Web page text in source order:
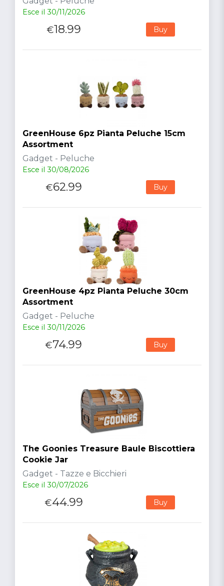
Esce il 30/11/2026
€18.99 Buy
GreenHouse 6pz Pianta Peluche 15cm
Assortment
Gadget - Peluche
Esce il 30/08/2026
€62.99 Buy
GreenHouse 4pz Pianta Peluche 30cm
Assortment
Gadget - Peluche
Esce il 30/11/2026
€74.99 Buy
The Goonies Treasure Baule Biscottiera
Cookie Jar
Gadget - Tazze e Bicchieri
Esce il 30/07/2026
€44.99 Buy